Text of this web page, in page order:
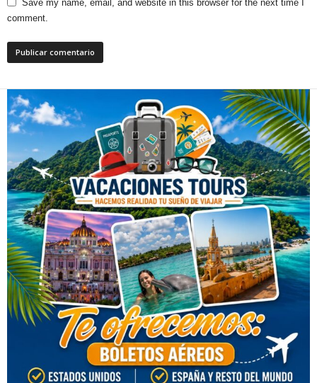
Save my name, email, and website in this browser for the next time I
comment.